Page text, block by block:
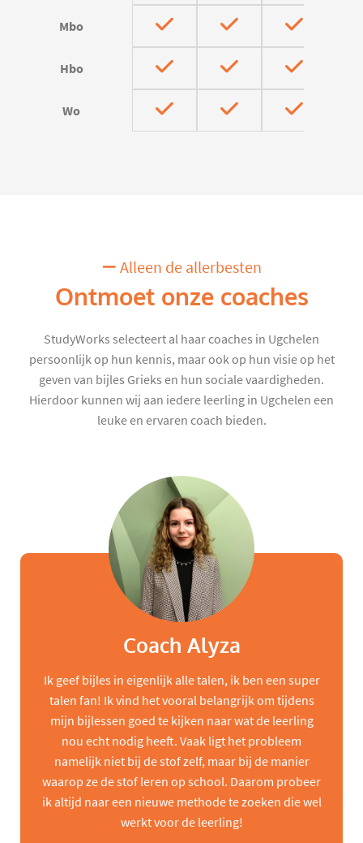
Mbo
Hbo
Wo
Alleen de allerbesten
Ontmoet onze coaches
StudyWorks selecteert al haar coaches in Ugchelen
persoonlijk op hun kennis, maar ook op hun visie op het
geven van bijles Grieks en hun sociale vaardigheden.
Hierdoor kunnen wij aan iedere leerling in Ugchelen een
leuke en ervaren coach bieden.
Coach Alyza
Ik geef bijles in eigenlijk alle talen, ik ben een super
talen fan! Ik vind het vooral belangrijk om tijdens
mijn bijlessen goed te kijken naar wat de leerling
nou echt nodig heeft. Vaak ligt het probleem
namelijk niet bij de stof zelf, maar bij de manier
waarop ze de stof leren op school. Daarom probeer
ik altijd naar een nieuwe methode te zoeken die wel
werkt voor de leerling!